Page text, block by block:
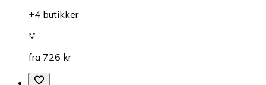
+4 butikker
fra 726 kr